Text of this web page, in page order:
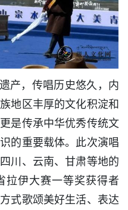
产，传唱历史悠久，内
地区丰厚的文化积淀和
是传承中华优秀传统文
的重要载体。此次演唱
川、云南、甘肃等地的
拉伊大赛一等奖获得者
式歌颂美好生活、表达